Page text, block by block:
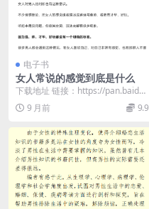
电子书
女人常说的感觉到底是什么
下载地址 链接：https://pan.baidu.
com/s/1FZFWKTj...
9 月前 9.9